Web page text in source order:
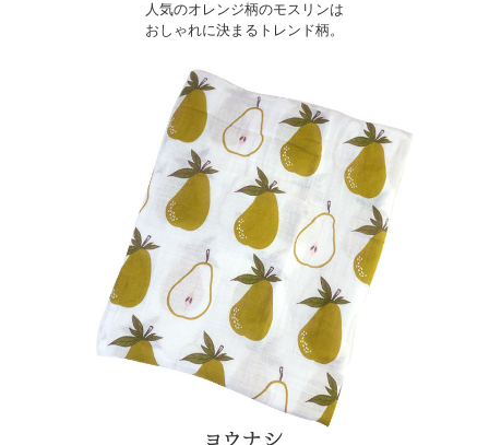
人気のオレンジ柄のモスリンは
おしゃれに決まるトレンド柄。